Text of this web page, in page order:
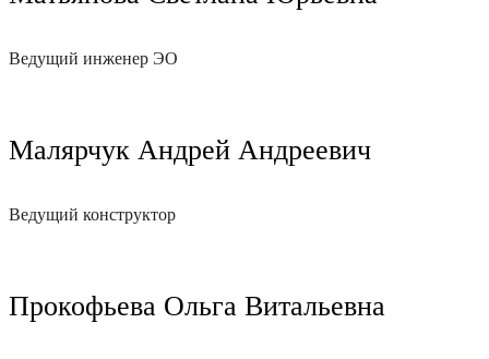
Ведущий инженер ЭО
Малярчук Андрей Андреевич
Ведущий конструктор
Прокофьева Ольга Витальевна